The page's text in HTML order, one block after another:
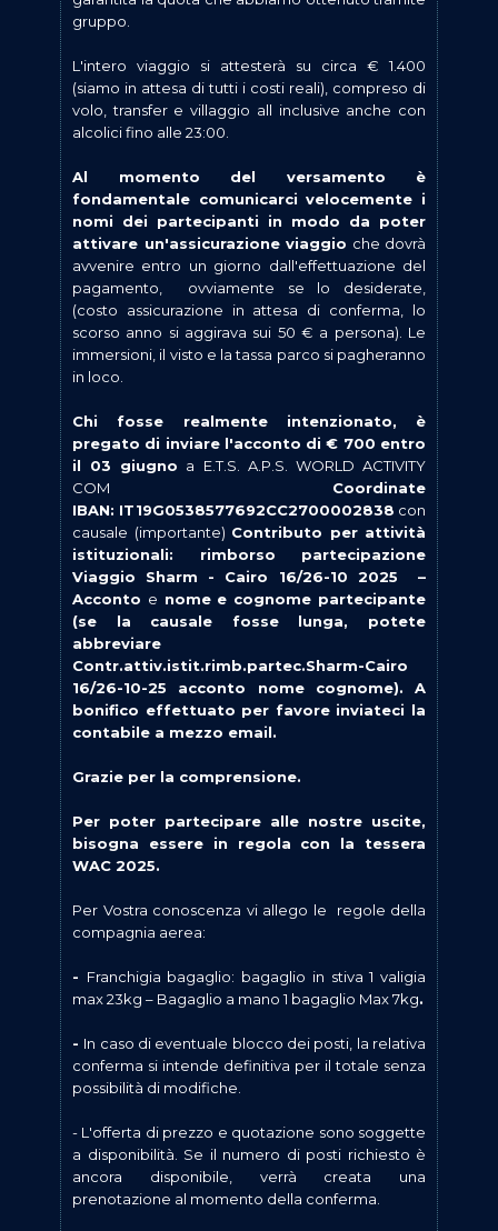
gruppo.
L'intero viaggio si attesterà su circa € 1.400
(siamo in attesa di tutti i costi reali), compreso di
volo, transfer e villaggio all inclusive anche con
alcolici fino alle 23:00.
Al momento del versamento è
fondamentale comunicarci velocemente i
nomi dei partecipanti in modo da poter
attivare un'assicurazione viaggio che dovrà
avvenire entro un giorno dall'effettuazione del
pagamento, ovviamente se lo desiderate,
(costo assicurazione in attesa di conferma, lo
scorso anno si aggirava sui 50 € a persona). Le
immersioni, il visto e la tassa parco si pagheranno
in loco.
Chi fosse realmente intenzionato, è
pregato di inviare l'acconto di € 700 entro
il 03 giugno a E.T.S. A.P.S. WORLD ACTIVITY
COM Coordinate
IBAN: IT19G0538577692CC2700002838 con
causale (importante) Contributo per attività
istituzionali: rimborso partecipazione
Viaggio Sharm - Cairo 16/26-10 2025 –
Acconto e nome e cognome partecipante
(se la causale fosse lunga, potete
abbreviare
Contr.attiv.istit.rimb.partec.Sharm-Cairo
16/26-10-25 acconto nome cognome). A
bonifico effettuato per favore inviateci la
contabile a mezzo email.
Grazie per la comprensione.
Per poter partecipare alle nostre uscite,
bisogna essere in regola con la tessera
WAC 2025.
Per Vostra conoscenza vi allego le regole della
compagnia aerea:
- Franchigia bagaglio: bagaglio in stiva 1 valigia
max 23kg – Bagaglio a mano 1 bagaglio Max 7kg.
- In caso di eventuale blocco dei posti, la relativa
conferma si intende definitiva per il totale senza
possibilità di modifiche.
- L'offerta di prezzo e quotazione sono soggette
a disponibilità. Se il numero di posti richiesto è
ancora disponibile, verrà creata una
prenotazione al momento della conferma.